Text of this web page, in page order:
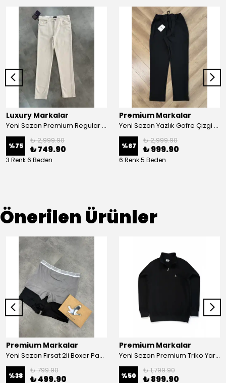
Luxury Markalar
Yeni Sezon Premium Regular Pamuk Kot Pantalon
%75
₺ 2,999.90
₺ 749.90
3 Renk 6 Beden
Premium Markalar
Yeni Sezon Yazlık Gofre Çizgi Detay Pantolon
%67
₺ 2,999.90
₺ 999.90
6 Renk 5 Beden
Önerilen Ürünler
Premium Markalar
Yeni Sezon Fırsat 2li Boxer Paketi
%38
₺ 799.90
₺ 499.90
Premium Markalar
Yeni Sezon Premium Triko Yarım Fermuarlı Sweatshirt
%50
₺ 1,799.90
₺ 899.90